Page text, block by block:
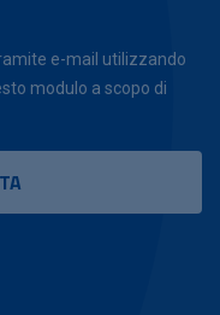
e-mail utilizzando
modulo a scopo di